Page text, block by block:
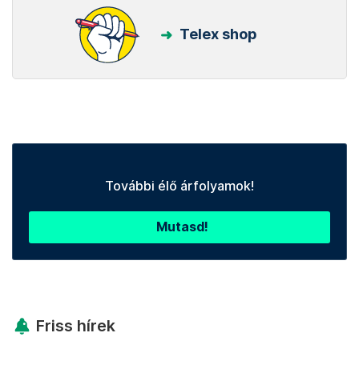
Telex shop
További élő árfolyamok!
Mutasd!
Friss hírek